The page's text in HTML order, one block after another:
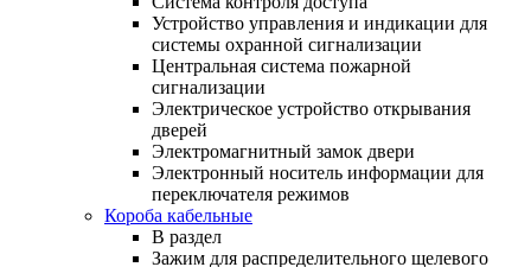
Устройство управления и индикации для
системы охранной сигнализации
Центральная система пожарной
сигнализации
Электрическое устройство открывания
дверей
Электромагнитный замок двери
Электронный носитель информации для
переключателя режимов
Короба кабельные
В раздел
Зажим для распределительного щелевого